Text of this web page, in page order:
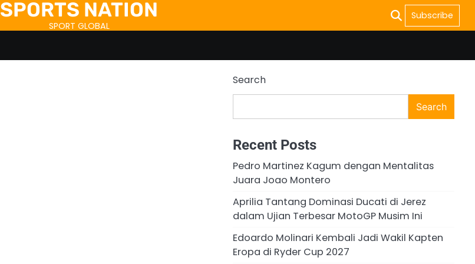
SPORTS NATION
SPORT GLOBAL
Subscribe
Search
Search
Recent Posts
Pedro Martinez Kagum dengan Mentalitas
Juara Joao Montero
Aprilia Tantang Dominasi Ducati di Jerez
dalam Ujian Terbesar MotoGP Musim Ini
Edoardo Molinari Kembali Jadi Wakil Kapten
Eropa di Ryder Cup 2027